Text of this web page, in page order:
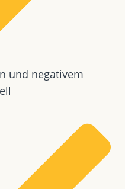
und negativem